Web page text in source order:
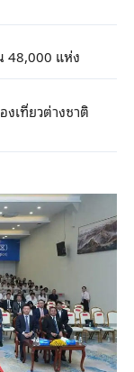
48,000 แห่ง
เที่ยวต่างชาติ